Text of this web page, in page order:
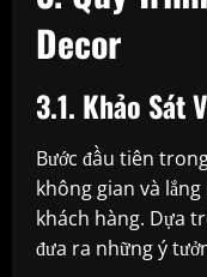
Decor
3.1. Khảo Sát
Bước đầu tiên
không gian và
khách hàng. Dựa
đưa ra những ý